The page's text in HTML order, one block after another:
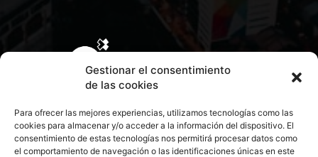
Gestionar el consentimiento
de las cookies
Para ofrecer las mejores experiencias, utilizamos tecnologías como las
cookies para almacenar y/o acceder a la información del dispositivo. El
consentimiento de estas tecnologías nos permitirá procesar datos como
el comportamiento de navegación o las identificaciones únicas en este